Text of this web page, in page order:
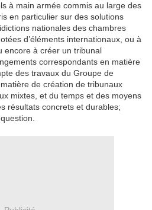
à main armée commis au large des
en particulier sur des solutions
nationales des chambres
d’éléments internationaux, ou à
encore à créer un tribunal
correspondants en matière
des travaux du Groupe de
de création de tribunaux
mixtes, et du temps et des moyens
résultats concrets et durables;